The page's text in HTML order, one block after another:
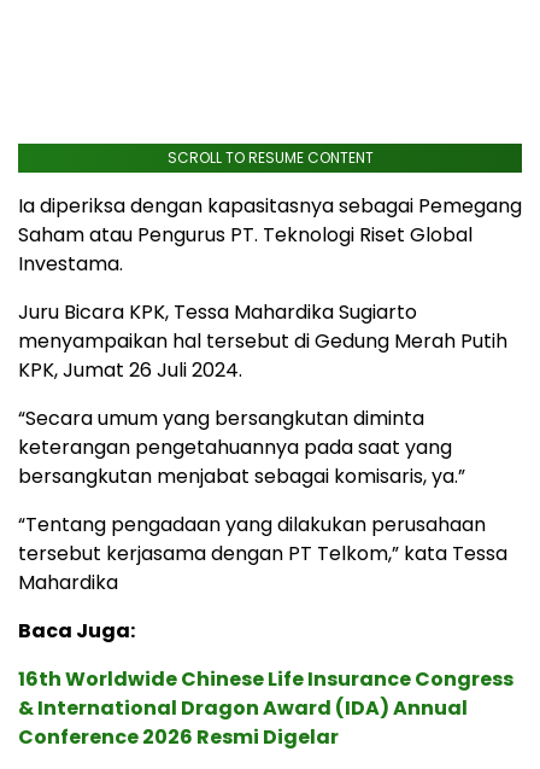
SCROLL TO RESUME CONTENT
Ia diperiksa dengan kapasitasnya sebagai Pemegang
Saham atau Pengurus PT. Teknologi Riset Global
Investama.
Juru Bicara KPK, Tessa Mahardika Sugiarto
menyampaikan hal tersebut di Gedung Merah Putih
KPK, Jumat 26 Juli 2024.
“Secara umum yang bersangkutan diminta
keterangan pengetahuannya pada saat yang
bersangkutan menjabat sebagai komisaris, ya.”
“Tentang pengadaan yang dilakukan perusahaan
tersebut kerjasama dengan PT Telkom,” kata Tessa
Mahardika
Baca Juga:
16th Worldwide Chinese Life Insurance Congress
& International Dragon Award (IDA) Annual
Conference 2026 Resmi Digelar